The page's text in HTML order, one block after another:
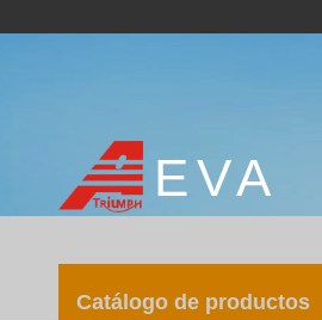
EVA
Catálogo de productos